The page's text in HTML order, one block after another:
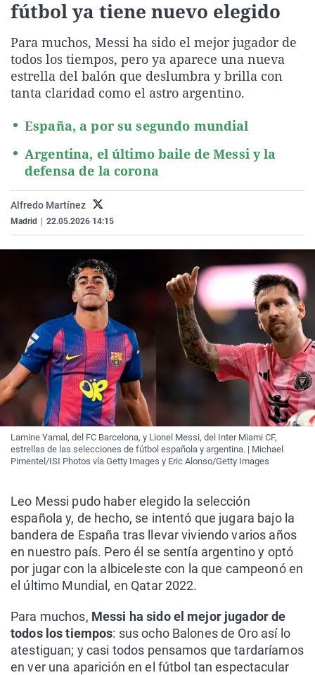
La rosa de los vientos
Gente viajera
Como el perro y el
Caso
Retornados
Equipo de
Operación Viuda
Extremadura
Galicia
La Rioja
Navarra
Virales
Televisión
Elecciones
fútbol ya tiene nuevo elegido
Para muchos, Messi ha sido el mejor jugador de
todos los tiempos, pero ya aparece una nueva
estrella del balón que deslumbra y brilla con
tanta claridad como el astro argentino.
España, a por su segundo mundial
Argentina, el último baile de Messi y la
defensa de la corona
Alfredo Martínez
Madrid 22.05.2026 14:15
Lamine Yamal, del FC Barcelona, y Lionel Messi, del Inter Miami CF,
estrellas de las selecciones de fútbol española y argentina. | Michael
Pimentel/ISI Photos vía Getty Images y Eric Alonso/Getty Images
Leo Messi pudo haber elegido la selección
española y, de hecho, se intentó que jugara bajo la
bandera de España tras llevar viviendo varios años
en nuestro país. Pero él se sentía argentino y optó
por jugar con la albiceleste con la que campeonó en
el último Mundial, en Qatar 2022.
Para muchos, Messi ha sido el mejor jugador de
todos los tiempos: sus ocho Balones de Oro así lo
atestiguan; y casi todos pensamos que tardaríamos
en ver una aparición en el fútbol tan espectacular